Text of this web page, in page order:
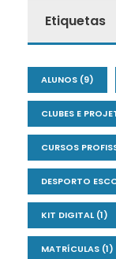
Etiquetas
ALUNOS (9)
CLUBES E
CURSOS
DESPORTO
KIT DIGITAL(1)
MATRÍCULAS (1)